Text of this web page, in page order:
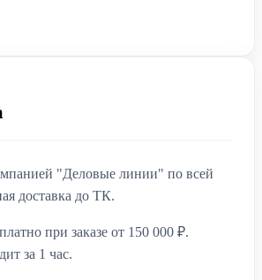
"Деловые линии" по всей
доставка до ТК.
при заказе от 150 000 ₽.
за 1 час.